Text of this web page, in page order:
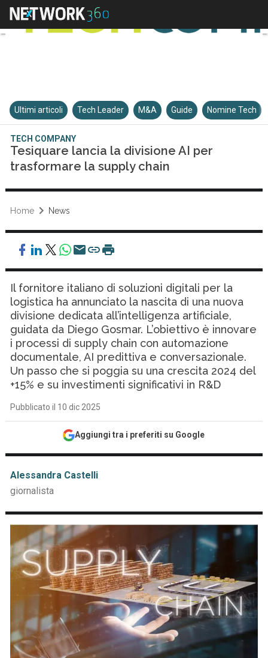
Ultimi articoli Tech Leader M&A Guide Nomine Tech
TECH COMPANY
Tesiquare lancia la divisione AI per
trasformare la supply chain
Home News
Il fornitore italiano di soluzioni digitali per la
logistica ha annunciato la nascita di una nuova
divisione dedicata all’intelligenza artificiale,
guidata da Diego Gosmar. L’obiettivo è innovare
i processi di supply chain con automazione
documentale, AI predittiva e conversazionale.
Un passo che si poggia su una crescita 2024 del
+15% e su investimenti significativi in R&D
Pubblicato il 10 dic 2025
Aggiungi tra i preferiti su Google
Alessandra Castelli
giornalista